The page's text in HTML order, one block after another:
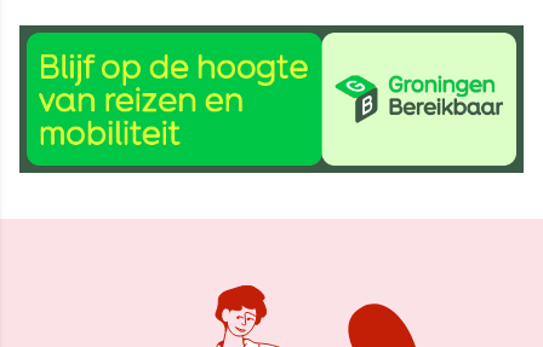
7 mrt 2025, 15:41
Delen